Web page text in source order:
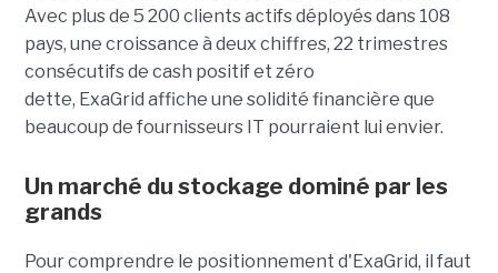
Avec plus de 5 200 clients actifs déployés dans 108
pays, une croissance à deux chiffres, 22 trimestres
consécutifs de cash positif et zéro
dette, ExaGrid affiche une solidité financière que
beaucoup de fournisseurs IT pourraient lui envier.
Un marché du stockage dominé par les
grands
Pour comprendre le positionnement d'ExaGrid, il faut